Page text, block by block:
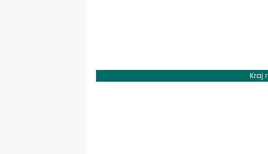
Kraj